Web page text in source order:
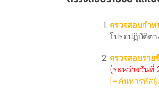
ตรวจสอบกำห
โปรดปฏิบัติตา
ตรวจสอบรา
(ระหว่างวันที่
[=ค้นหารหัส